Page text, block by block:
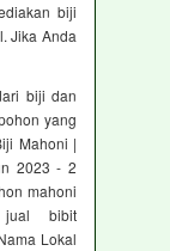
biji
Jika Anda
biji dan
yang
Mahoni |
2023 - 2
mahoni
bibit
Lokal